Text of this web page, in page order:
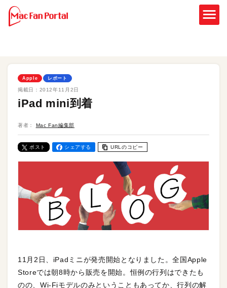
Apple レポート
掲載日： 2012年11月2日
iPad mini到着
著者： Mac Fan編集部
ポスト シェアする URLのコピー
11月2日、iPadミニが発売開始となりました。全国Apple
Storeでは朝8時から販売を開始。恒例の行列はできたも
のの、Wi-Fiモデルのみということもあってか、行列の解